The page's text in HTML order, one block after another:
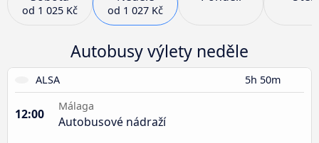
od 1 025 Kč od 1 027 Kč
Autobusy výlety neděle
ALSA 5h 50m
12:00
Málaga
Autobusové nádraží